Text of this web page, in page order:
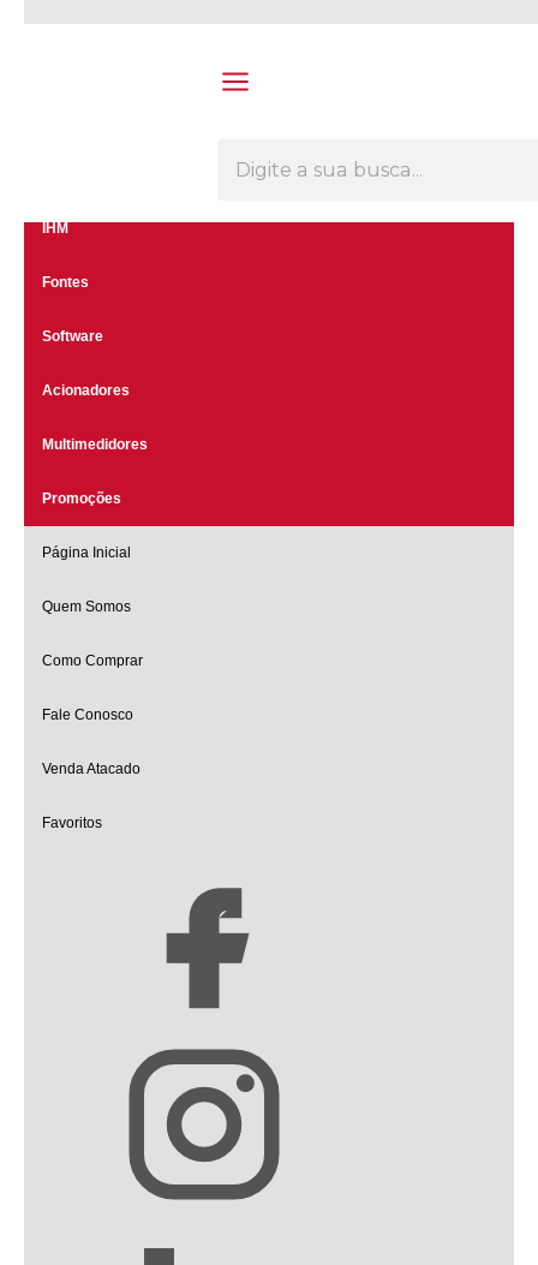
IHM
Fontes
Software
Acionadores
Multimedidores
Promoções
Página Inicial
Quem Somos
Como Comprar
Fale Conosco
Venda Atacado
Favoritos